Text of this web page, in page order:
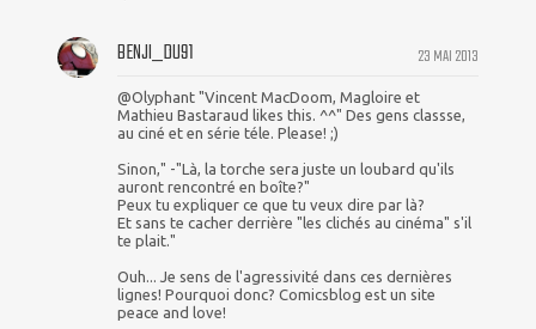
23 MAI 2013
BENJI_DU91
@Olyphant "Vincent MacDoom, Magloire et
Mathieu Bastaraud likes this. ^^" Des gens classse,
au ciné et en série téle. Please! ;)
Sinon," -"Là, la torche sera juste un loubard qu'ils
auront rencontré en boîte?"
Peux tu expliquer ce que tu veux dire par là?
Et sans te cacher derrière "les clichés au cinéma" s'il
te plait."
Ouh... Je sens de l'agressivité dans ces dernières
lignes! Pourquoi donc? Comicsblog est un site
peace and love!